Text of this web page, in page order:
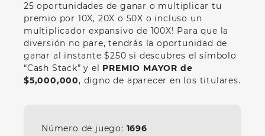
25 oportunidades de ganar o multiplicar tu
premio por 10X, 20X o 50X o incluso un
multiplicador expansivo de 100X! Para que la
diversión no pare, tendrás la oportunidad de
ganar al instante $250 si descubres el símbolo
“Cash Stack” y el PREMIO MAYOR de
$5,000,000, digno de aparecer en los titulares.
Número de juego: 1696